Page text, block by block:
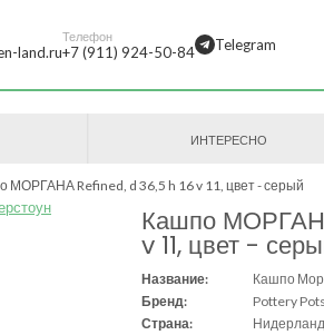
land.ru
Телефон
+7 (911) 924-50-84 Telegram
ИНТЕРЕСНО
МОРГАНА Refined, d 36,5 h 16 v 11, цвет - серый
Кашпо
v 11, цвет -
Название:
Кашпо
Бренд:
Pottery Pots
Страна: